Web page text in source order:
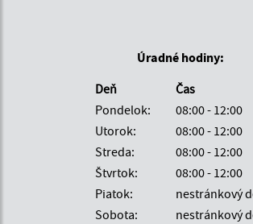
Úradné hodiny:
Deň
Čas
Pondelok:
08:00 - 12:00
Utorok:
08:00 - 12:00
Streda:
08:00 - 12:00
Štvrtok:
08:00 - 12:00
Piatok:
nestránkový
Sobota:
nestránkový